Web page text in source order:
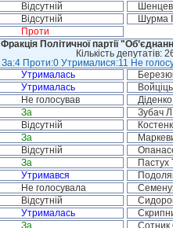
Відсутній
Відсутній Шурма
Проти
Фракція Політичної партії
Кількість депутатів:
За:4 Проти:0 Утрималися:11 Не
Утрималась
Утрималась
Не голосував Діденко
За Зубач
Відсутній
За
Відсутній
За Пастух
Утримався
Не голосувала
Відсутній
Утрималась
За